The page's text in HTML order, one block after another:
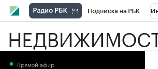
Подписка на РБК
РБК Вино Спорт
Прямой эфир